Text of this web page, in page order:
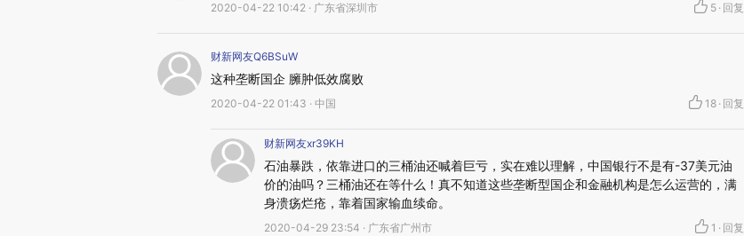
2020-04-22 10:42 · 广东省深圳市 5 · 回复
财新网友Q6BSuW
这种垄断国企 臃肿低效腐败
2020-04-22 01:43 · 中国 18 · 回复
财新网友xr39KH
石油暴跌，依靠进口的三桶油还喊着巨亏，实在难以理解，中国银行不是有-37美元油
价的油吗？三桶油还在等什么！真不知道这些垄断型国企和金融机构是怎么运营的，满
身溃疡烂疮，靠着国家输血续命。
2020-04-29 23:54 · 广东省广州市 1 · 回复